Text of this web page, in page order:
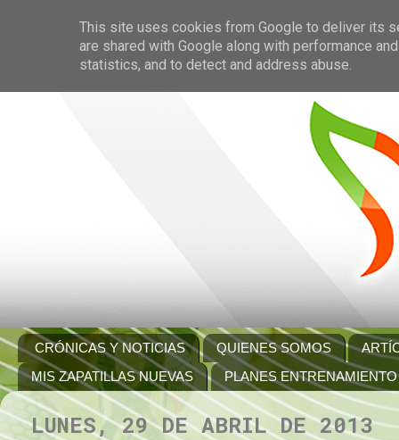
CRÓNICAS Y NOTICIAS QUIENES SOMOS
MIS ZAPATILLAS NUEVAS
PLANES ENTRENAMIENTO
LUNES, 29 DE ABRIL DE 2013
This site uses cookies from Google to deliver its
are shared with Google along with performance
statistics, and to detect and address abuse.